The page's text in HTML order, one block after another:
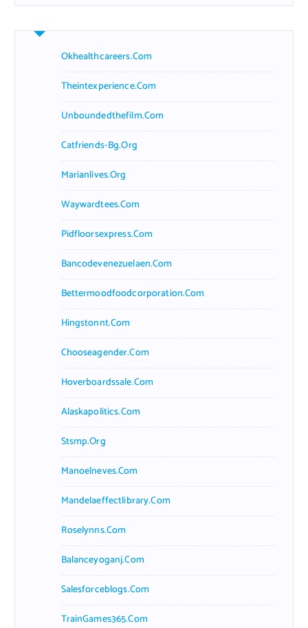
Okhealthcareers.com
Theintexperience.com
Unboundedthefilm.com
Catfriends-Bg.org
Marianlives.org
Waywardtees.com
Pidfloorsexpress.com
Bancodevenezuelaen.com
Bettermoodfoodcorporation.com
Hingstonnt.com
Chooseagender.com
Hoverboardssale.com
Alaskapolitics.com
Stsmp.org
Manoelneves.com
Mandelaeffectlibrary.com
Roselynns.com
Balanceyoganj.com
Salesforceblogs.com
TrainGames365.com